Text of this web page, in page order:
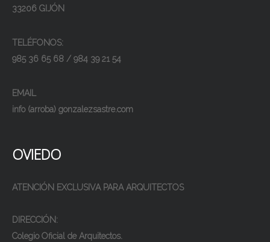
33206 GIJÓN
TELÉFONOS:
985 36 65 68 / 984 39 21 54
EMAIL
info (arroba) gonzalezsastre.com
OVIEDO
ATENCIÓN EXCLUSIVA PARA ARQUITECTOS
DIRECCIÓN:
Colegio Oficial de Arquitectos.